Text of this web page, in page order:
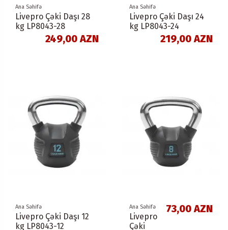
Ana Səhifə
Livepro Çəki Daşı 28
kg LP8043-28
249,00 AZN
Ana Səhifə
Livepro Çəki Daşı 24
kg LP8043-24
219,00 AZN
Ana Səhifə
Livepro Çəki Daşı 12
kg LP8043-12
Ana Səhifə
Livepro
Çəki
73,00 AZN